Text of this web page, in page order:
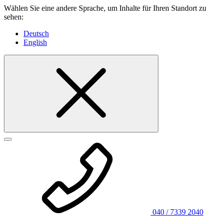
Wählen Sie eine andere Sprache, um Inhalte für Ihren Standort zu
sehen:
Deutsch
English
040 / 7339 2040